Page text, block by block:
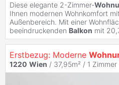
Diese elegante 2-Zimmer-
Ihnen modernen Wohnkomfort
Außenbereich. Mit einer
beeindruckenden Balkon mit
Erstbezug: Moderne
1220 Wien / 37,95m² / 1 Zimmer